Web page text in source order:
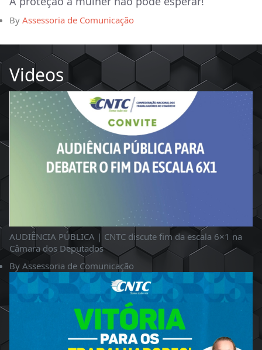
By Assessoria de Comunicação
Videos
AUDIÊNCIA PÚBLICA | CNTC discute fim da escala 6×1 na
Câmara dos Deputados
By Assessoria de Comunicação